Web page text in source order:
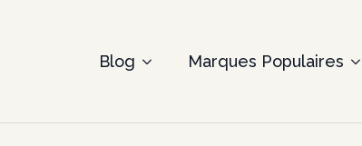
Blog Marques Populaires